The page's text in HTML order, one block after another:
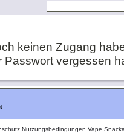
keinen Zugang
Passwort vergessen
Nutzungsbedingungen Vape